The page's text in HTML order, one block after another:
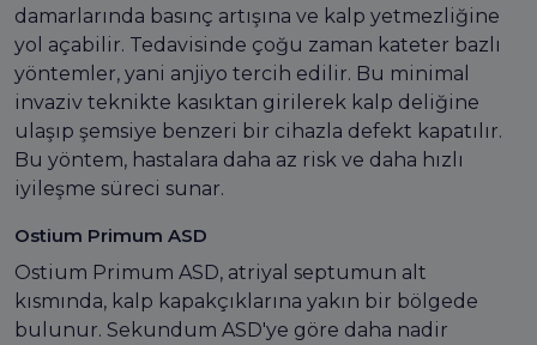
damarlarında basınç artışına ve kalp yetmezliğine
yol açabilir. Tedavisinde çoğu zaman kateter bazlı
yöntemler, yani anjiyo tercih edilir. Bu minimal
invaziv teknikte kasıktan girilerek kalp deliğine
ulaşıp şemsiye benzeri bir cihazla defekt kapatılır.
Bu yöntem, hastalara daha az risk ve daha hızlı
iyileşme süreci sunar.
Ostium Primum ASD
Ostium Primum ASD, atriyal septumun alt
kısmında, kalp kapakçıklarına yakın bir bölgede
bulunur. Sekundum ASD'ye göre daha nadir